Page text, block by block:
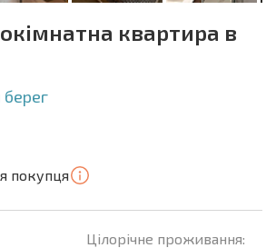
квартира в
берег
покупця
Цілорічне проживання: